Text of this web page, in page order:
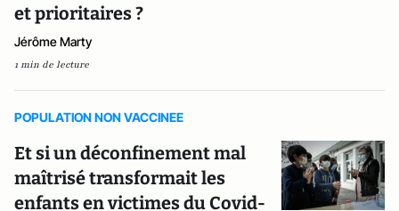
et prioritaires ?
Jérôme Marty
1 min de lecture
POPULATION NON VACCINEE
Et si un déconfinement mal
maîtrisé transformait les
enfants en victimes du Covid-